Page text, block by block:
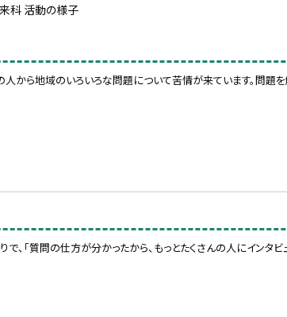
科 活動の様子
から地域のいろいろな問題について苦情が来ています。問題
、「質問の仕方が分かったから、もっとたくさんの人にインタビ